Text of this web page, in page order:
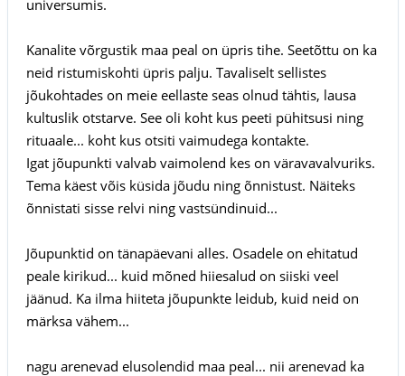
universumis.
Kanalite võrgustik maa peal on üpris tihe. Seetõttu on ka
neid ristumiskohti üpris palju. Tavaliselt sellistes
jõukohtades on meie eellaste seas olnud tähtis, lausa
kultuslik otstarve. See oli koht kus peeti pühitsusi ning
rituaale... koht kus otsiti vaimudega kontakte.
Igat jõupunkti valvab vaimolend kes on väravavalvuriks.
Tema käest võis küsida jõudu ning õnnistust. Näiteks
õnnistati sisse relvi ning vastsündinuid...
Jõupunktid on tänapäevani alles. Osadele on ehitatud
peale kirikud... kuid mõned hiiesalud on siiski veel
jäänud. Ka ilma hiiteta jõupunkte leidub, kuid neid on
märksa vähem...
nagu arenevad elusolendid maa peal... nii arenevad ka